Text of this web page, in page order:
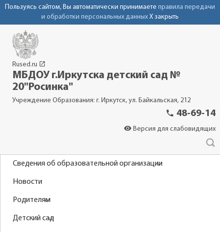
Пользуясь сайтом, Вы автоматически принимаете правила передачи
и обработки персональных данных X закрыть
Rused.ru launch
МБДОУ г.Иркутска детский сад №
20"Росинка"
Учреждение Образования: г. Иркутск, ул. Байкальская, 212
phone 48-69-14
visibility Версия для слабовидящих
Сведения об образовательной организации
Новости
Родителям
Детский сад